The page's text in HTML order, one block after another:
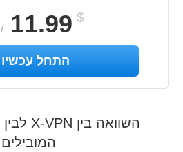
$
11.99
/
התחל עכשיו
המובילים